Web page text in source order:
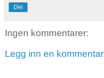
Del
Ingen kommentarer:
Legg inn en kommentar